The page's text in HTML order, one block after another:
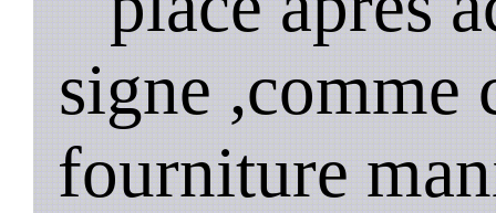
signe ,comme
fourniture